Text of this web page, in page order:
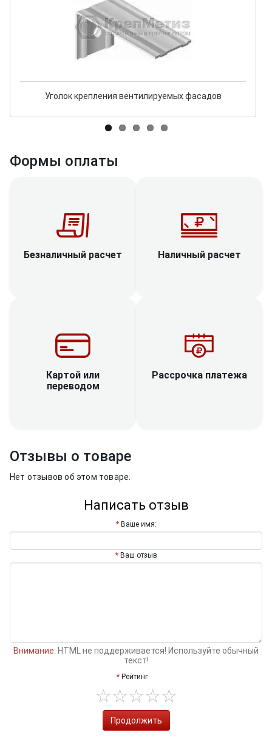
Уголок крепления вентилируемых фасадов
Формы оплаты
Безналичный расчет Наличный расчет
Картой или
переводом
Рассрочка платежа
Отзывы о товаре
Нет отзывов об этом товаре.
Написать отзыв
Ваше имя:
Ваш отзыв
Внимание: HTML не поддерживается! Используйте обычный
текст!
Рейтинг
Продолжить